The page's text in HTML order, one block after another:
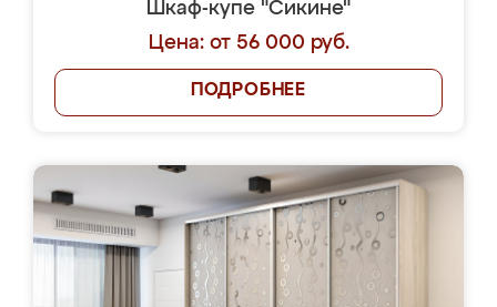
Шкаф-купе "Сикине"
Цена: от 56 000 руб.
ПОДРОБНЕЕ